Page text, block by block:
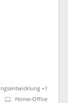
+1
Home-Office